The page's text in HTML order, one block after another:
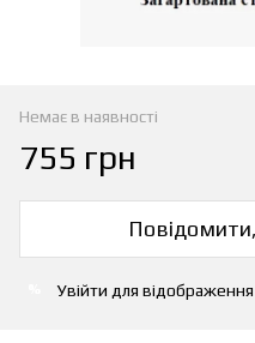
Немає в наявності
755 грн
Увійти для